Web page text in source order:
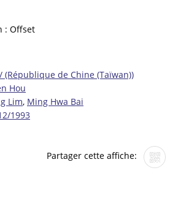
: Offset
(République de Chine (Taïwan))
Hou
Lim, Ming Hwa Bai
1993
Partager cette affiche: